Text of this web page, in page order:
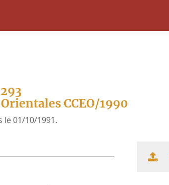
CCEO/1990
le 01/10/1991.